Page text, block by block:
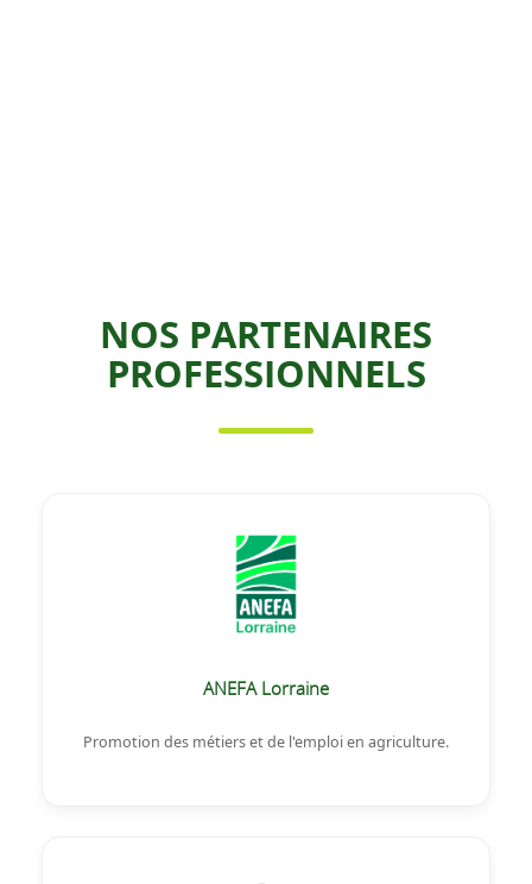
NOS PARTENAIRES
PROFESSIONNELS
ANEFA Lorraine
Promotion des métiers et de l'emploi en agriculture.